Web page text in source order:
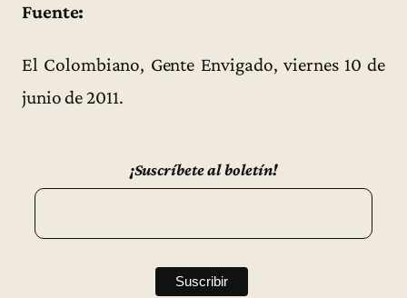
Fuente:
El Colombiano, Gente Envigado, viernes 10 de
junio de 2011.
¡Suscríbete al boletín!